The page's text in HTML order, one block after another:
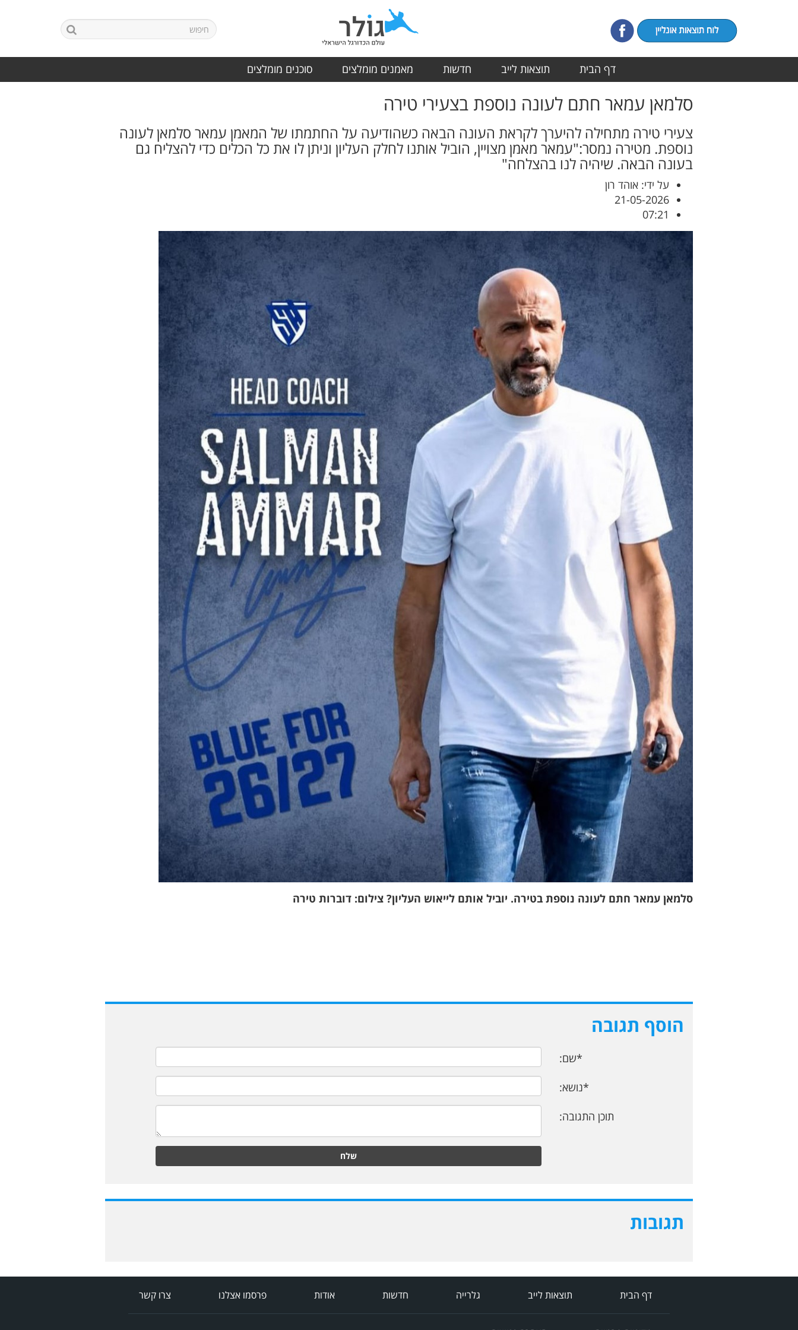
דף הבית תוצאות לייב חדשות מאמנים מומלצים סוכנים מומלצים
סלמאן עמאר חתם לעונה נוספת בצעירי טירה
צעירי טירה מתחילה להיערך לקראת העונה הבאה כשהודיעה על החתמתו של המאמן עמאר סלמאן לעונה
נוספת. מטירה נמסר:"עמאר מאמן מצויין, הוביל אותנו לחלק העליון וניתן לו את כל הכלים כדי להצליח גם
בעונה הבאה. שיהיה לנו בהצלחה"
על ידי: אוהד רון
21-05-2026
07:21
סלמאן עמאר חתם לעונה נוספת בטירה. יוביל אותם לייאוש העליון? צילום: דוברות טירה
הוסף תגובה
*שם:
*נושא:
תוכן התגובה:
שלח
תגובות
דף הבית תוצאות לייב גלרייה חדשות אודות פרסמו אצלנו צרו קשר